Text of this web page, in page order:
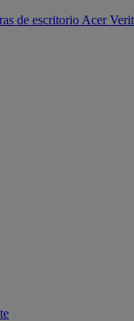
de escritorio Acer